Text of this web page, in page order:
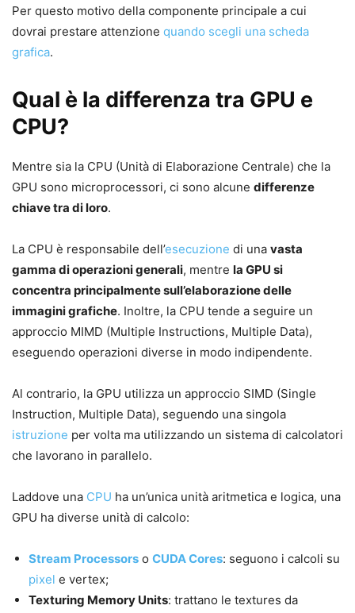
Per questo motivo della componente principale a cui
dovrai prestare attenzione quando scegli una scheda
grafica.
Qual è la differenza tra GPU e
CPU?
Mentre sia la CPU (Unità di Elaborazione Centrale) che la
GPU sono microprocessori, ci sono alcune differenze
chiave tra di loro.
La CPU è responsabile dell’esecuzione di una vasta
gamma di operazioni generali, mentre la GPU si
concentra principalmente sull’elaborazione delle
immagini grafiche. Inoltre, la CPU tende a seguire un
approccio MIMD (Multiple Instructions, Multiple Data),
eseguendo operazioni diverse in modo indipendente.
Al contrario, la GPU utilizza un approccio SIMD (Single
Instruction, Multiple Data), seguendo una singola
istruzione per volta ma utilizzando un sistema di calcolatori
che lavorano in parallelo.
Laddove una CPU ha un’unica unità aritmetica e logica, una
GPU ha diverse unità di calcolo:
Stream Processors o CUDA Cores: seguono i calcoli su
pixel e vertex;
Texturing Memory Units: trattano le textures da